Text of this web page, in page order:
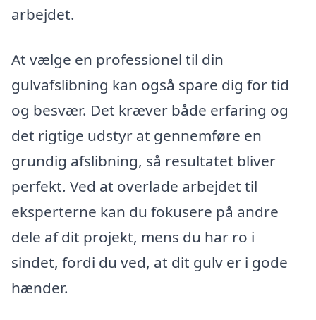
arbejdet.
At vælge en professionel til din
gulvafslibning kan også spare dig for tid
og besvær. Det kræver både erfaring og
det rigtige udstyr at gennemføre en
grundig afslibning, så resultatet bliver
perfekt. Ved at overlade arbejdet til
eksperterne kan du fokusere på andre
dele af dit projekt, mens du har ro i
sindet, fordi du ved, at dit gulv er i gode
hænder.